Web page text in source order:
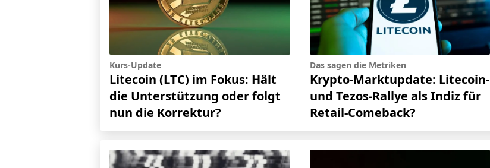
Kurs-Update
Litecoin (LTC) im Fokus: Hält
die Unterstützung oder folgt
nun die Korrektur?
Das sagen die Metriken
Krypto-Marktupdate: Litecoin-
und Tezos-Rallye als Indiz für
Retail-Comeback?